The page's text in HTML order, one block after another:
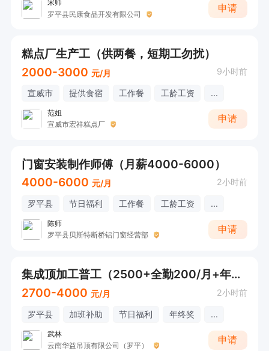
宋师
罗平县民康食品开发有限公司
申请
糕点厂生产工（供两餐，短期工勿扰）
2000-3000 元/月 9小时前
宣威市 提供食宿 工作餐 工龄工资 ...
范姐
宣威市宏祥糕点厂
申请
门窗安装制作师傅（月薪4000-6000）
4000-6000 元/月 2小时前
罗平县 节日福利 工作餐 工龄工资 ...
陈师
罗平县贝斯特断桥铝门窗经营部
申请
集成顶加工普工（2500+全勤200/月+年终奖+房补100+餐补100+计件提成）
2700-4000 元/月 2小时前
罗平县 加班补助 节日福利 年终奖 ...
武林
云南华益吊顶有限公司（罗平）
申请